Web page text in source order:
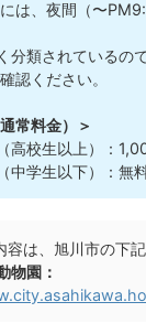
は、夜間（〜
類されているの
認ください。
常料金）＞
校生以上）：
学生以下）：無
容は、旭川市の下
物園：